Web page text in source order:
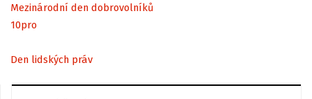
Mezinárodní den dobrovolníků
10pro
Den lidských práv